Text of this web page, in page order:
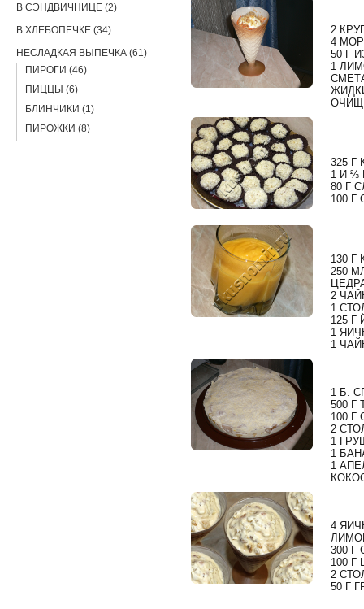
2
4
50 Г
1
325
1 И ⅔
80 Г
100
130 Г
250
2
1
125
1
1
1 Б.
500 Г
100
2
1
1
1
4
300 Г
100 Г
2
50 Г
В СЭНДВИЧНИЦЕ (2)
В ХЛЕБОПЕЧКЕ (34)
НЕСЛАДКАЯ ВЫПЕЧКА (61)
ПИРОГИ (46)
ПИЦЦЫ (6)
БЛИНЧИКИ (1)
ПИРОЖКИ (8)